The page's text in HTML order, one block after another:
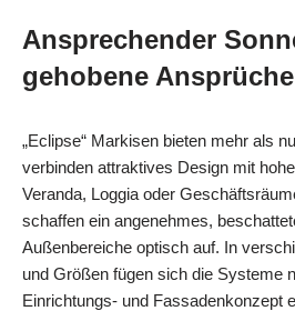
Ansprechender
gehobene Ansprüche
„Eclipse“ Markisen bieten mehr als
verbinden attraktives Design mit
Veranda, Loggia oder
schaffen ein angenehmes,
Außenbereiche optisch auf. In
und Größen fügen sich die Systeme
Einrichtungs- und Fassadenkonzept